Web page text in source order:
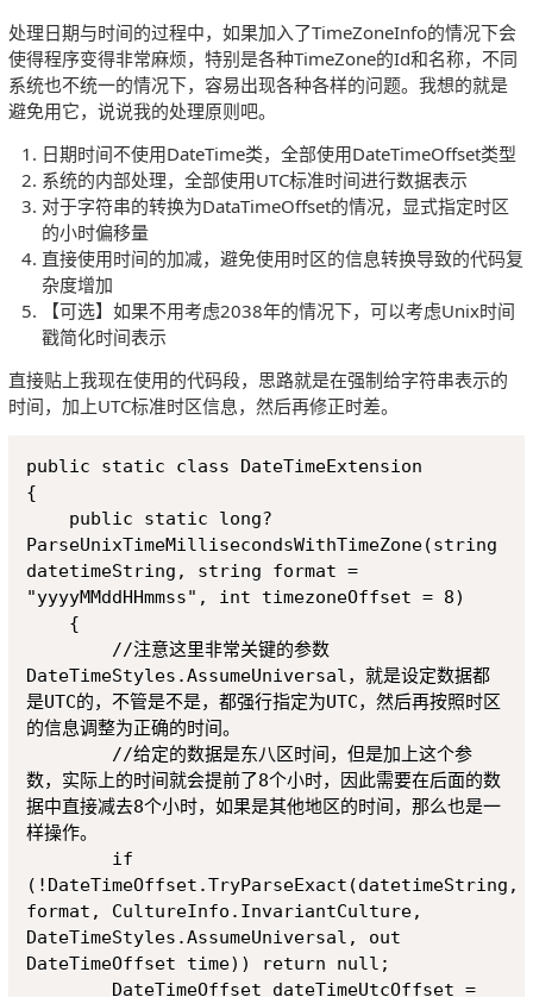
处理日期与时间的过程中，如果加入了TimeZoneInfo的情况下会
使得程序变得非常麻烦，特别是各种TimeZone的Id和名称，不同
系统也不统一的情况下，容易出现各种各样的问题。我想的就是
避免用它，说说我的处理原则吧。
日期时间不使用DateTime类，全部使用DateTimeOffset类型
系统的内部处理，全部使用UTC标准时间进行数据表示
对于字符串的转换为DataTimeOffset的情况，显式指定时区
的小时偏移量
直接使用时间的加减，避免使用时区的信息转换导致的代码复
杂度增加
【可选】如果不用考虑2038年的情况下，可以考虑Unix时间
戳简化时间表示
直接贴上我现在使用的代码段，思路就是在强制给字符串表示的
时间，加上UTC标准时区信息，然后再修正时差。
public static class DateTimeExtension
{
ParseUnixTimeMillisecondsWithTimeZone(string
datetimeString, string format =
"yyyyMMddHHmmss", int timezoneOffset = 8)
DateTimeStyles.AssumeUniversal，就是设定数据都
是UTC的，不管是不是，都强行指定为UTC，然后再按照时区
的信息调整为正确的时间。
数，实际上的时间就会提前了8个小时，因此需要在后面的数
据中直接减去8个小时，如果是其他地区的时间，那么也是一
样操作。
(!DateTimeOffset.TryParseExact(datetimeString,
format, CultureInfo.InvariantCulture,
DateTimeStyles.AssumeUniversal, out
DateTimeOffset time)) return null;